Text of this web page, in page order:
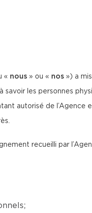
« nous » ou « nos ») a
les personnes
autorisé de l’Agence
recueilli par